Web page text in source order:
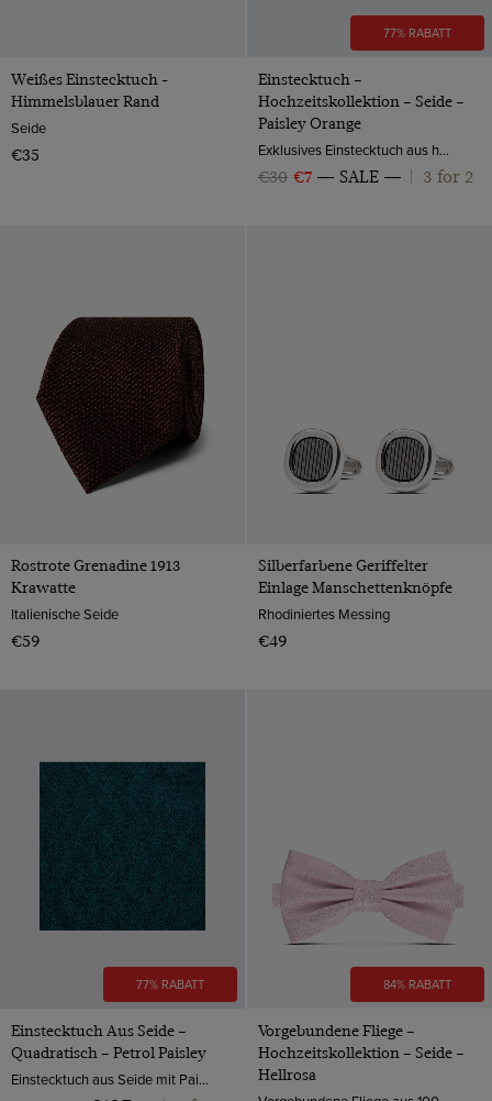
Weißes Einstecktuch -
Himmelsblauer Rand
Seide
€35
77% RABATT
Einstecktuch –
Hochzeitskollektion – Seide –
Paisley Orange
Exklusives Einstecktuch aus hochwertiger Seide ist ein schöner Hingucker in der Brusttasche Ihres Anzugs und veredelt damit Ihr Hochzeits Outfit.
€30 €7 SALE 3 for 2
Rostrote Grenadine 1913
Krawatte
Italienische Seide
€59
Silberfarbene Geriffelter
Einlage Manschettenknöpfe
Rhodiniertes Messing
€49
77% RABATT
Einstecktuch Aus Seide –
Quadratisch – Petrol Paisley
Einstecktuch aus Seide mit Paisleymuster von Hawes & Curtis.
84% RABATT
Vorgebundene Fliege –
Hochzeitskollektion – Seide –
Hellrosa